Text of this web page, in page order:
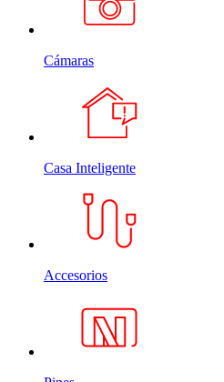
Cámaras
Casa Inteligente
Accesorios